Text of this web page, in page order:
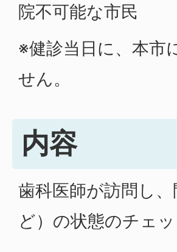
院不可能な市民
※健診当日に、本市
せん。
内容
歯科医師が訪問し
ど）の状態のチェ